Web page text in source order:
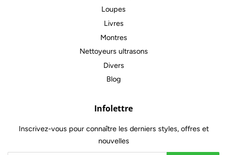
Loupes
Livres
Montres
Nettoyeurs ultrasons
Divers
Blog
Infolettre
Inscrivez-vous pour connaître les derniers styles, offres et
nouvelles